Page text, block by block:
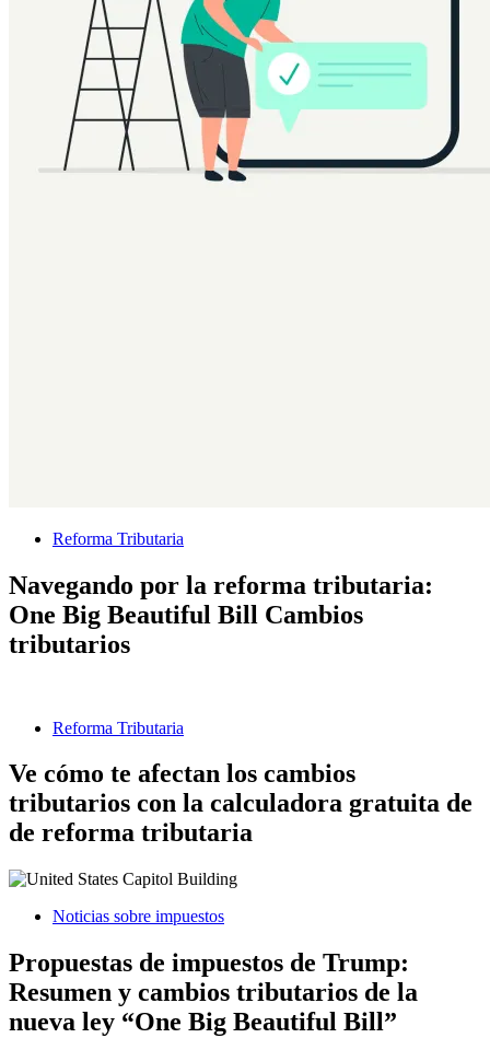
Reforma Tributaria
Navegando por la reforma tributaria:
One Big Beautiful Bill Cambios
tributarios
Reforma Tributaria
Ve cómo te afectan los cambios
tributarios con la calculadora gratuita de
de reforma tributaria
Noticias sobre impuestos
Propuestas de impuestos de Trump:
Resumen y cambios tributarios de la
nueva ley “One Big Beautiful Bill”